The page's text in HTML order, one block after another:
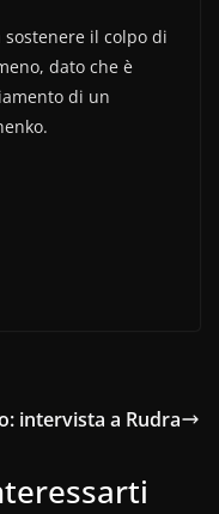
il colpo di
dato che è
di un
intervista a Rudra